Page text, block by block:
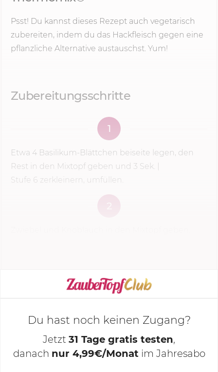
Psst! Du kannst dieses Rezept auch vegetarisch
zubereiten, indem du das Hackfleisch gegen eine
pflanzliche Alternative austauschst. Yum!
Zubereitungsschritte
1
Etwa 4 Basilikum-Blättchen beiseite legen, den
Rest in den Mixtopf geben und 3 Sek.
Stufe 6 zerkleinern, umfüllen.
KOCHMODUS STARTEN
Deine Notizen
Du hast noch keinen Zugang?
Jetzt 31 Tage gratis testen,
danach nur 4,99€/Monat im Jahresabo